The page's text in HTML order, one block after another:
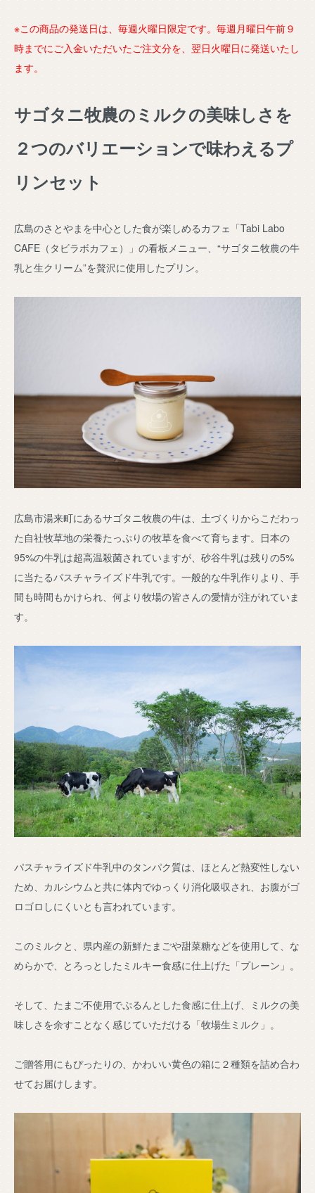
※この商品の発送日は、毎週火曜日限定です。毎週月曜日午前９
時までにご入金いただいたご注文分を、翌日火曜日に発送いたし
ます。
サゴタニ牧農のミルクの美味しさを
２つのバリエーションで味わえるプ
リンセット
広島のさとやまを中心とした食が楽しめるカフェ「Tabi Labo
CAFE（タビラボカフェ）」の看板メニュー、“サゴタニ牧農の牛
乳と生クリーム”を贅沢に使用したプリン。
広島市湯来町にあるサゴタニ牧農の牛は、土づくりからこだわっ
た自社牧草地の栄養たっぷりの牧草を食べて育ちます。日本の
95%の牛乳は超高温殺菌されていますが、砂谷牛乳は残りの5%
に当たるパスチャライズド牛乳です。一般的な牛乳作りより、手
間も時間もかけられ、何より牧場の皆さんの愛情が注がれていま
す。
パスチャライズド牛乳中のタンパク質は、ほとんど熱変性しない
ため、カルシウムと共に体内でゆっくり消化吸収され、お腹がゴ
ロゴロしにくいとも言われています。
このミルクと、県内産の新鮮たまごや甜菜糖などを使用して、な
めらかで、とろっとしたミルキー食感に仕上げた「プレーン」。
そして、たまご不使用でぷるんとした食感に仕上げ、ミルクの美
味しさを余すことなく感じていただける「牧場生ミルク」。
ご贈答用にもぴったりの、かわいい黄色の箱に２種類を詰め合わ
せてお届けします。